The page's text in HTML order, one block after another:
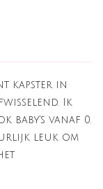
kapster in
Ik
baby's vanaf 0.
leuk om